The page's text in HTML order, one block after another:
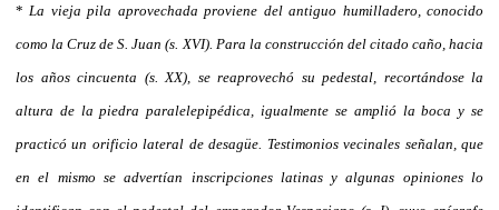
* La vieja pila aprovechada proviene del antiguo humilladero, conocido
como la Cruz de S. Juan (s. XVI). Para la construcción del citado caño, hacia
los años cincuenta (s. XX), se reaprovechó su pedestal, recortándose la
altura de la piedra paralelepipédica, igualmente se amplió la boca y se
practicó un orificio lateral de desagüe. Testimonios vecinales señalan, que
en el mismo se advertían inscripciones latinas y algunas opiniones lo